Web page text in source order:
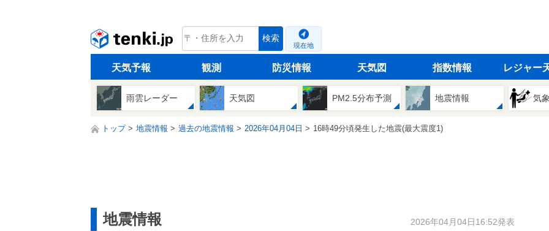
tenki.jp 検索
現在地
天気予報 観測 防災情報 天気図 指数情報 レジャー
雨雲レーダー 天気図 PM2.5分布予測 地震情報 気
トップ 地震情報 過去の地震情報 2026年04月04日 16時49分頃発生した地震(最大震度1)
地震情報 2026年04月04日16:52発表